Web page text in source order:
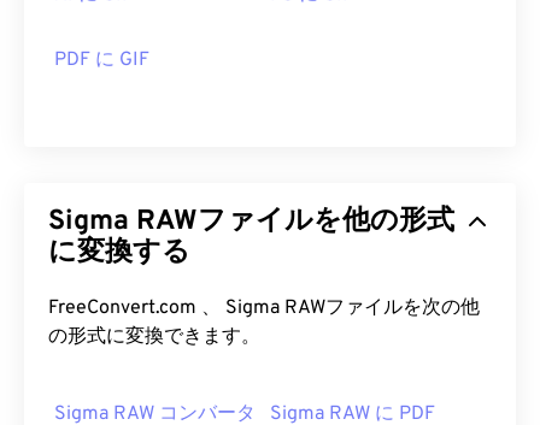
PDF に GIF
Sigma RAWファイルを他の形式
に変換する
FreeConvert.com 、 Sigma RAWファイルを次の他
の形式に変換できます。
Sigma RAW コンバータ Sigma RAW に PDF